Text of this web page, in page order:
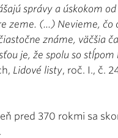
správy a úskokom
zeme. (...) Nevieme, čo
známe, väčšia
je, že spolu so
Lidové listy, roč. I., č.
pred 370 rokmi sa